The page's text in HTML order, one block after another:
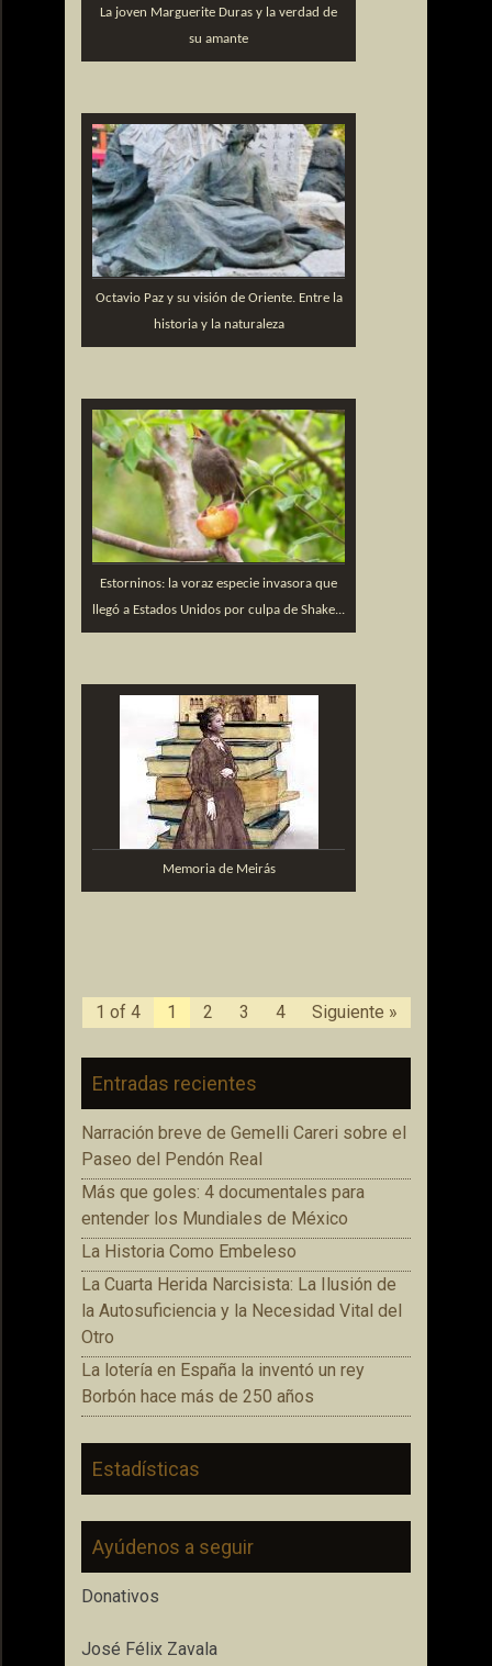
La joven Marguerite Duras y la verdad de
su amante
Octavio Paz y su visión de Oriente. Entre la
historia y la naturaleza
Estorninos: la voraz especie invasora que
llegó a Estados Unidos por culpa de Shake...
Memoria de Meirás
1 of 4 1 2 3 4 Siguiente »
Entradas recientes
Narración breve de Gemelli Careri sobre el
Paseo del Pendón Real
Más que goles: 4 documentales para
entender los Mundiales de México
La Historia Como Embeleso
La Cuarta Herida Narcisista: La Ilusión de
la Autosuficiencia y la Necesidad Vital del
Otro
La lotería en España la inventó un rey
Borbón hace más de 250 años
Estadísticas
Ayúdenos a seguir
Donativos
José Félix Zavala